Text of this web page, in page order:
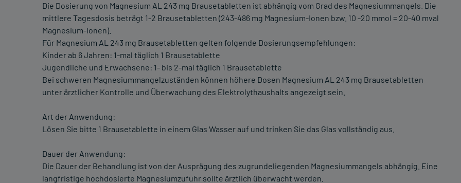
Die Dosierung von Magnesium AL 243 mg Brausetabletten ist abhängig vom Grad des Magnesiummangels. Die
mittlere Tagesdosis beträgt 1-2 Brausetabletten (243-486 mg Magnesium-Ionen bzw. 10 -20 mmol = 20-40 mval
Magnesium-Ionen).
Für Magnesium AL 243 mg Brausetabletten gelten folgende Dosierungsempfehlungen:
Kinder ab 6 Jahren: 1-mal täglich 1 Brausetablette
Jugendliche und Erwachsene: 1- bis 2-mal täglich 1 Brausetablette
Bei schweren Magnesiummangelzuständen können höhere Dosen Magnesium AL 243 mg Brausetabletten
unter ärztlicher Kontrolle und Überwachung des Elektrolythaushalts angezeigt sein.
Art der Anwendung:
Lösen Sie bitte 1 Brausetablette in einem Glas Wasser auf und trinken Sie das Glas vollständig aus.
Dauer der Anwendung:
Die Dauer der Behandlung ist von der Ausprägung des zugrundeliegenden Magnesiummangels abhängig. Eine
langfristige hochdosierte Magnesiumzufuhr sollte ärztlich überwacht werden.